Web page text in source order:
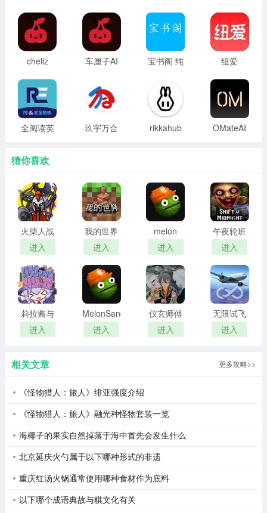
2、进入首页之后点击院内资讯观看资讯。
cheliz
版
车厘子AI
宝书阁 纯
告版
纽爱
全阅读英
版
玖宇万合
rikkahub
OMateAI
猜你喜欢
火柴人战
争遗产3
fm菜单绿
色钥匙版
进入
我的世界
网易正版
官方下载
进入
melon
sandbox
中文汉化
版
进入
午夜轮班
steam移
植版
进入
莉拉酱与
窄窄洞窟
直装版
进入
MelonSandbox
42.0国际
版
进入
仪玄师傅
的试炼
2026最新
进入
无限试飞
模拟器 下
载
进入
相关文章 更多攻略>>
《怪物猎人：旅人》绯亚强度介绍
《怪物猎人：旅人》融光种怪物套装一览
海椰子的果实自然掉落于海中首先会发生什么
北京延庆火勺属于以下哪种形式的非遗
重庆红汤火锅通常使用哪种食材作为底料
以下哪个成语典故与棋文化有关